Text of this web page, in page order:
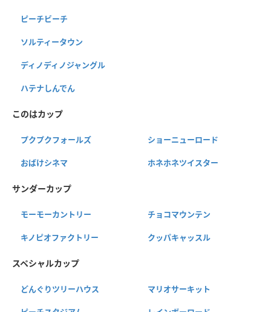
ピーチビーチ
ソルティータウン
ディノディノジャングル
ハテナしんでん
このはカップ
プクプクフォールズ ショーニューロード
おばけシネマ ホネホネツイスター
サンダーカップ
モーモーカントリー チョコマウンテン
キノピオファクトリー クッパキャッスル
スペシャルカップ
どんぐりツリーハウス マリオサーキット